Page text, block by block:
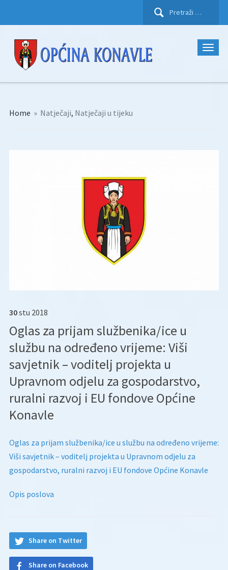
Pretraži:
Home » Natječaji, Natječaji u tijeku
30stu 2018
Oglas za prijam službenika/ice u
službu na određeno vrijeme: Viši
savjetnik – voditelj projekta u
Upravnom odjelu za gospodarstvo,
ruralni razvoj i EU fondove Općine
Konavle
Oglas za prijam službenika/ice u službu na određeno vrijeme:
Viši savjetnik – voditelj projekta u Upravnom odjelu za
gospodarstvo, ruralni razvoj i EU fondove Općine Konavle
Opis poslova
Share on Twitter
Share on Facebook